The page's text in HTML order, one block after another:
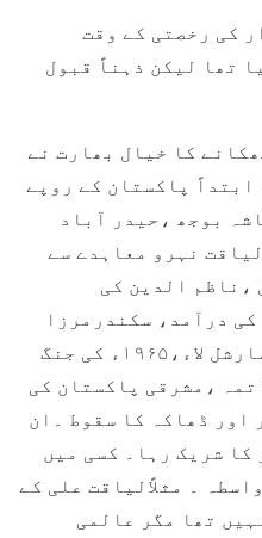
کی رخصتی کے وقت
تھا لیکن ذہناً قبول
کا خیال بھارت نے
پاکستان کے روپے
بوجھ ،حیدر آباد
نہرو معاہدے سے
،ناظم الدین کی
درآمد، سکندرمرزا
کی آئین کشی،ایوب خاں کامارشل لاء،۱۹۶۵ء کی جنگ
،مشرقی پاکستان کی
اور ڈھاکہ کا سقوط ۔ان
شریک رہا۔ کسی میں
۔ مثلاًلیاقت علی کے
تھا مگر عالمی